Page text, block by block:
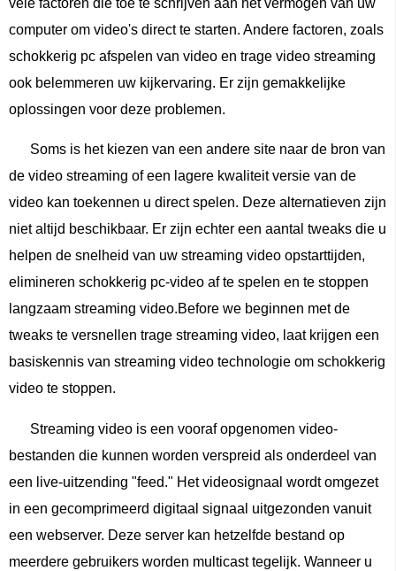
vele factoren die toe te schrijven aan het vermogen van uw
computer om video's direct te starten. Andere factoren, zoals
schokkerig pc afspelen van video en trage video streaming
ook belemmeren uw kijkervaring. Er zijn gemakkelijke
oplossingen voor deze problemen.
Soms is het kiezen van een andere site naar de bron van
de video streaming of een lagere kwaliteit versie van de
video kan toekennen u direct spelen. Deze alternatieven zijn
niet altijd beschikbaar. Er zijn echter een aantal tweaks die u
helpen de snelheid van uw streaming video opstarttijden,
elimineren schokkerig pc-video af te spelen en te stoppen
langzaam streaming video.Before we beginnen met de
tweaks te versnellen trage streaming video, laat krijgen een
basiskennis van streaming video technologie om schokkerig
video te stoppen.
Streaming video is een vooraf opgenomen video-
bestanden die kunnen worden verspreid als onderdeel van
een live-uitzending "feed." Het videosignaal wordt omgezet
in een gecomprimeerd digitaal signaal uitgezonden vanuit
een webserver. Deze server kan hetzelfde bestand op
meerdere gebruikers worden multicast tegelijk. Wanneer u